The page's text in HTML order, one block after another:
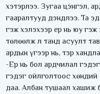
хэтэрлээ. Зугаа цэнгэл,
гааралтууд дэндлээ. Та
гэж хэлэхээр ер нь юу
төлөөлж л танд асуулт
ардын үгээр нь, тэр
-Ер нь бол ардчилал
гэдэг ойлголтоос
даа. Албан тушаал хашиж